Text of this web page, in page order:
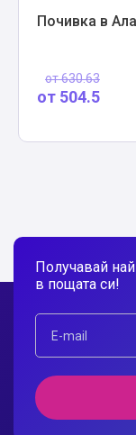
Почивка в
от630.63
от 504.5
Получавай
в пощата си!